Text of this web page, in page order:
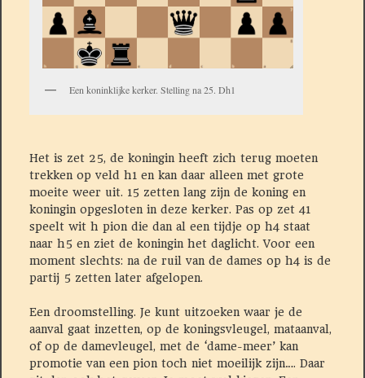
Een koninklijke kerker. Stelling na 25. Dh1
Het is zet 25, de koningin heeft zich terug moeten
trekken op veld h1 en kan daar alleen met grote
moeite weer uit. 15 zetten lang zijn de koning en
koningin opgesloten in deze kerker. Pas op zet 41
speelt wit h pion die dan al een tijdje op h4 staat
naar h5 en ziet de koningin het daglicht. Voor een
moment slechts: na de ruil van de dames op h4 is de
partij 5 zetten later afgelopen.
Een droomstelling. Je kunt uitzoeken waar je de
aanval gaat inzetten, op de koningsvleugel, mataanval,
of op de damevleugel, met de ‘dame-meer’ kan
promotie van een pion toch niet moeilijk zijn…. Daar